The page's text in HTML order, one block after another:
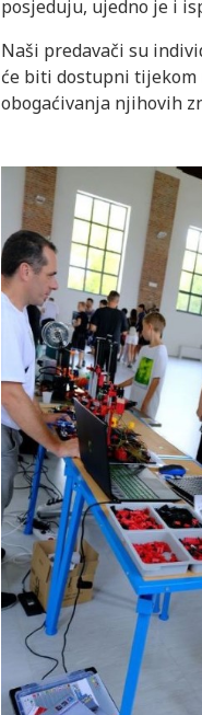
posjeduju, ujedno je i
Naši predavači su
će biti dostupni tijekom
obogaćivanja njihovih